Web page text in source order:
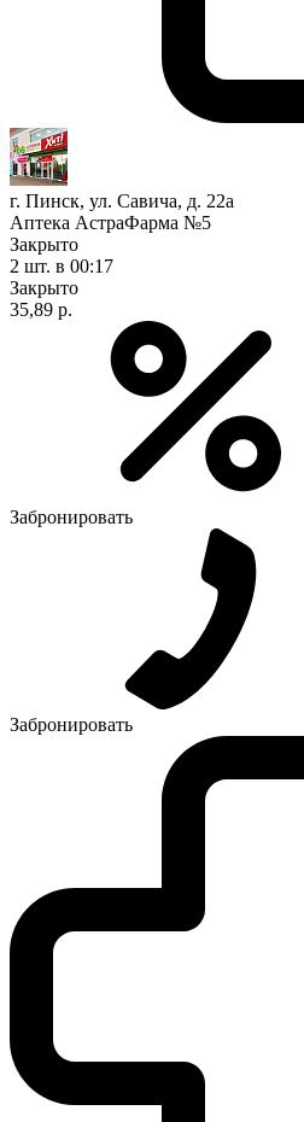
г. Пинск, ул. Савича, д. 22а
Аптека АстраФарма №5
Закрыто
2 шт. в 00:17
Закрыто
35,89 р.
Забронировать
Забронировать